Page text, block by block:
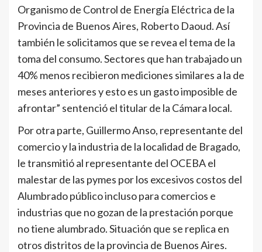
Organismo de Control de Energía Eléctrica de la
Provincia de Buenos Aires, Roberto Daoud. Así
también le solicitamos que se revea el tema de la
toma del consumo. Sectores que han trabajado un
40% menos recibieron mediciones similares a la de
meses anteriores y esto es un gasto imposible de
afrontar” sentenció el titular de la Cámara local.
Por otra parte, Guillermo Anso, representante del
comercio y la industria de la localidad de Bragado,
le transmitió al representante del OCEBA el
malestar de las pymes por los excesivos costos del
Alumbrado público incluso para comercios e
industrias que no gozan de la prestación porque
no tiene alumbrado. Situación que se replica en
otros distritos de la provincia de Buenos Aires.